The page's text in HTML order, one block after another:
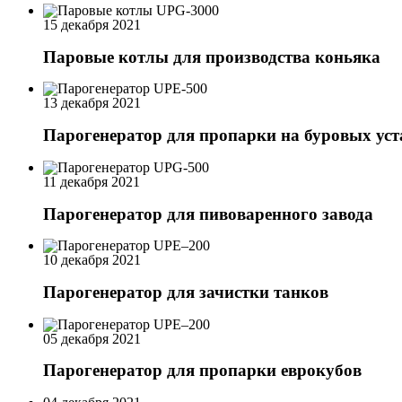
15 декабря 2021
Паровые котлы для производства коньяка
13 декабря 2021
Парогенератор для пропарки на буровых
11 декабря 2021
Парогенератор для пивоваренного завода
10 декабря 2021
Парогенератор для зачистки танков
05 декабря 2021
Парогенератор для пропарки еврокубов